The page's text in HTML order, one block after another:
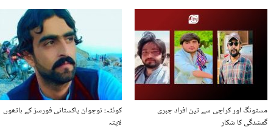
کوئٹہ: نوجوان پاکستانی فورسز کے ہاتھوں
لاپتہ
مستونگ اور کراچی سے تین افراد جبری
گمشدگی کا شکار